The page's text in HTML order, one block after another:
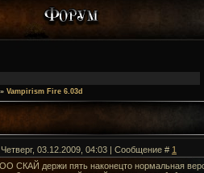
» Vampirism Fire 6.03d
03.12.2009, 04:03 | Сообщение # 1
СКАЙ держи пять наконецто нормальная